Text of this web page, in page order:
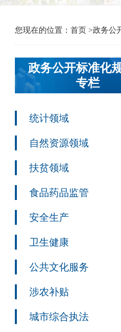
您现在的位置： 首页 >政务公
政务公开标准化
专栏
统计领域
自然资源领域
扶贫领域
食品药品监管
安全生产
卫生健康
公共文化服务
涉农补贴
城市综合执法